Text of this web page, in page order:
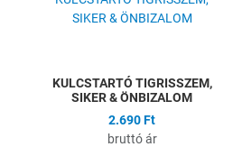
KULCSTARTÓ TIGRISSZEM,
SIKER & ÖNBIZALOM
2.690 Ft
bruttó ár